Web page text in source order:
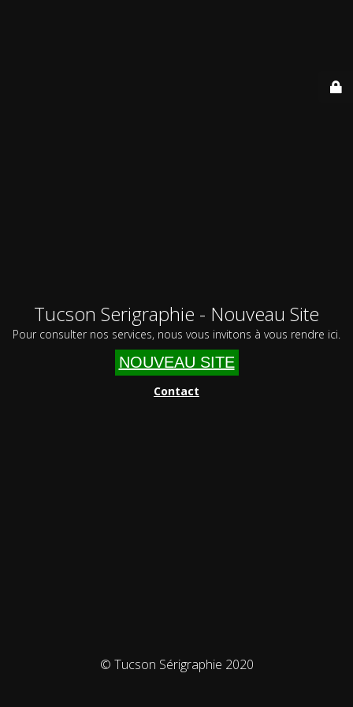
Tucson Serigraphie - Nouveau Site
Pour consulter nos services, nous vous invitons à vous rendre ici.
NOUVEAU SITE
Contact
© Tucson Sérigraphie 2020